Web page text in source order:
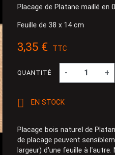
Placage de Platane maillé en
Feuille de 38 x 14 cm
3,35 € TTC
QUANTITÉ - +
 EN STOCK
Placage bois naturel de
de placage peuvent
largeur) d'une feuille à